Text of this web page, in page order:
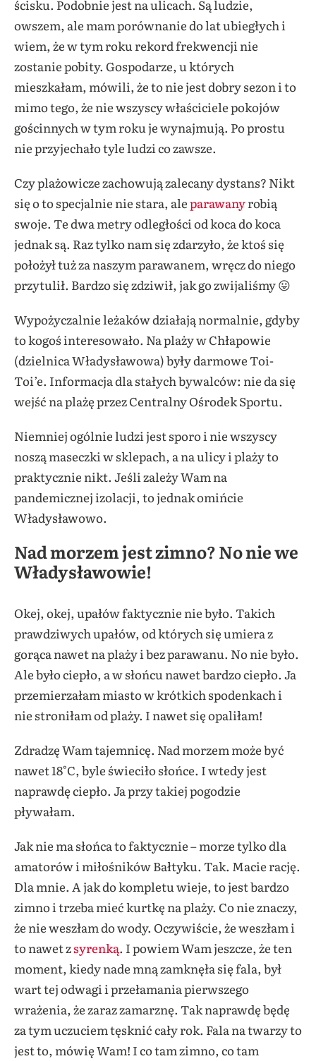
ścisku. Podobnie jest na ulicach. Są ludzie,
owszem, ale mam porównanie do lat ubiegłych i
wiem, że w tym roku rekord frekwencji nie
zostanie pobity. Gospodarze, u których
mieszkałam, mówili, że to nie jest dobry sezon i to
mimo tego, że nie wszyscy właściciele pokojów
gościnnych w tym roku je wynajmują. Po prostu
nie przyjechało tyle ludzi co zawsze.
Czy plażowicze zachowują zalecany dystans? Nikt
się o to specjalnie nie stara, aleparawanyrobią
swoje. Te dwa metry odległości od koca do koca
jednak są. Raz tylko nam się zdarzyło, że ktoś się
położył tuż za naszym parawanem, wręcz do niego
przytulił. Bardzo się zdziwił, jak go zwijaliśmy 😛
Wypożyczalnie leżaków działają normalnie, gdyby
to kogoś interesowało. Na plaży w Chłapowie
(dzielnica Władysławowa) były darmowe Toi-
Toi’e. Informacja dla stałych bywalców: nie da się
wejść na plażę przez Centralny Ośrodek Sportu.
Niemniej ogólnie ludzi jest sporo i nie wszyscy
noszą maseczki w sklepach, a na ulicy i plaży to
praktycznie nikt. Jeśli zależy Wam na
pandemicznej izolacji, to jednak omińcie
Władysławowo.
Nad morzem jest zimno? No nie we
Władysławowie!
Okej, okej, upałów faktycznie nie było. Takich
prawdziwych upałów, od których się umiera z
gorąca nawet na plaży i bez parawanu. No nie było.
Ale było ciepło, a w słońcu nawet bardzo ciepło. Ja
przemierzałam miasto w krótkich spodenkach i
nie stroniłam od plaży. I nawet się opaliłam!
Zdradzę Wam tajemnicę. Nad morzem może być
nawet 18°C, byle świeciło słońce. I wtedy jest
naprawdę ciepło. Ja przy takiej pogodzie
pływałam.
Jak nie ma słońca to faktycznie – morze tylko dla
amatorów i miłośników Bałtyku. Tak. Macie rację.
Dla mnie. A jak do kompletu wieje, to jest bardzo
zimno i trzeba mieć kurtkę na plaży. Co nie znaczy,
że nie weszłam do wody. Oczywiście, że weszłam i
to nawet zsyrenką. I powiem Wam jeszcze, że ten
moment, kiedy nade mną zamknęła się fala, był
wart tej odwagi i przełamania pierwszego
wrażenia, że zaraz zamarznę. Tak naprawdę będę
za tym uczuciem tęsknić cały rok. Fala na twarzy to
jest to, mówię Wam! I co tam zimno, co tam